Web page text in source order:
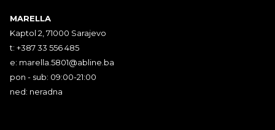
MARELLA
Kaptol 2, 71000 Sarajevo
t: +387 33 556 485
e: marella.5801@abline.ba
pon - sub: 09:00-21:00
ned: neradna